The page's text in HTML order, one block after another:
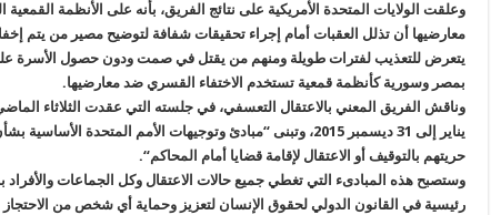
وعلقت الولايات المتحدة الأمريكية على نتائج الفريق، بأنه على الأنظمة
معارضيها أن تذلل العقبات أمام إجراء تحقيقات شفافة لتوضيح مصير من يتم
يتعرض للتعذيب لفترات طويلة ومنهم من يقتل في صمت ودون حصول الأسرة
بمصر وسورية كأنظمة قمعية تستخدم الاختفاء القسري ضد معارضيها.
يناير إلى 31 ديسمبر 2015، وتبنى
“مبادئ وتوجيهات الأمم المتحدة
حريتهم بالتوقيف أو الاعتقال لإقامة قضايا أمام المحاكم“.
وستصبح هذه المبادىء التي تغطي جميع حالات الاعتقال وكل الجماعات والأفراد
رئيسية في القانون الدولي لحقوق الإنسان لتعزيز وحماية أي شخص من الاحتجاز